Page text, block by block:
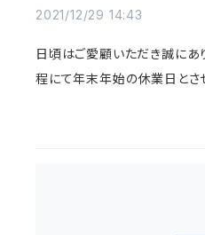
2021/12/29 14:43
日頃はご愛顧いただき誠にあ
程にて年末年始の休業日とさ
ご了承の程よろしくお願いい